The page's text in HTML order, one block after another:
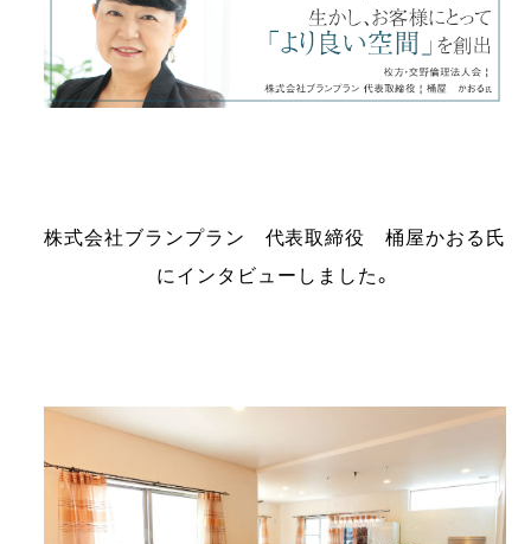
株式会社ブランプラン 代表取締役 桶屋かおる氏
にインタビューしました。